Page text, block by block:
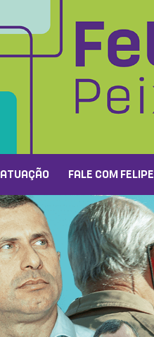
ATUAÇÃO FALE COM FELIPE